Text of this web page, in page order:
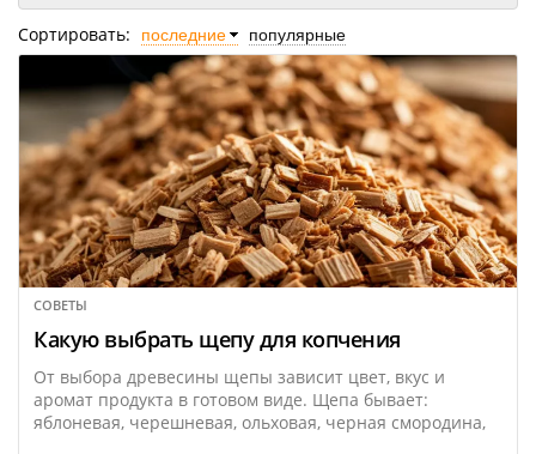
Сортировать:
СОВЕТЫ
Какую выбрать щепу для копчения
От выбора древесины щепы зависит цвет, вкус и
аромат продукта в готовом виде. Щепа бывает:
яблоневая, черешневая, ольховая, черная смородина,